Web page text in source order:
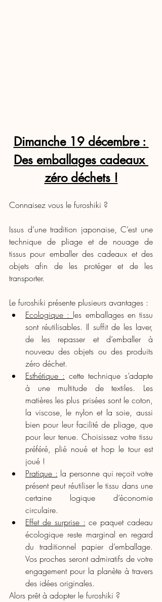
Dimanche 19 décembre :
Des emballages cadeaux
zéro déchets !
Connaisez vous le furoshiki ?
Issus d’une tradition japonaise, C’est une
technique de pliage et de nouage de
tissus pour emballer des cadeaux et des
objets afin de les protéger et de les
transporter.
Le furoshiki présente plusieurs avantages :
Ecologique : les emballages en tissu
sont réutilisables. Il suffit de les laver,
de les repasser et d’emballer à
nouveau des objets ou des produits
zéro déchet.
Esthétique : cette technique s’adapte
à une multitude de textiles. Les
matières les plus prisées sont le coton,
la viscose, le nylon et la soie, aussi
bien pour leur facilité de pliage, que
pour leur tenue. Choisissez votre tissu
préféré, plié noué et hop le tour est
joué !
Pratique : la personne qui reçoit votre
présent peut réutiliser le tissu dans une
certaine logique d’économie
circulaire.
Effet de surprise : ce paquet cadeau
écologique reste marginal en regard
du traditionnel papier d’emballage.
Vos proches seront admiratifs de votre
engagement pour la planète à travers
des idées originales.
Alors prêt à adopter le furoshiki ?